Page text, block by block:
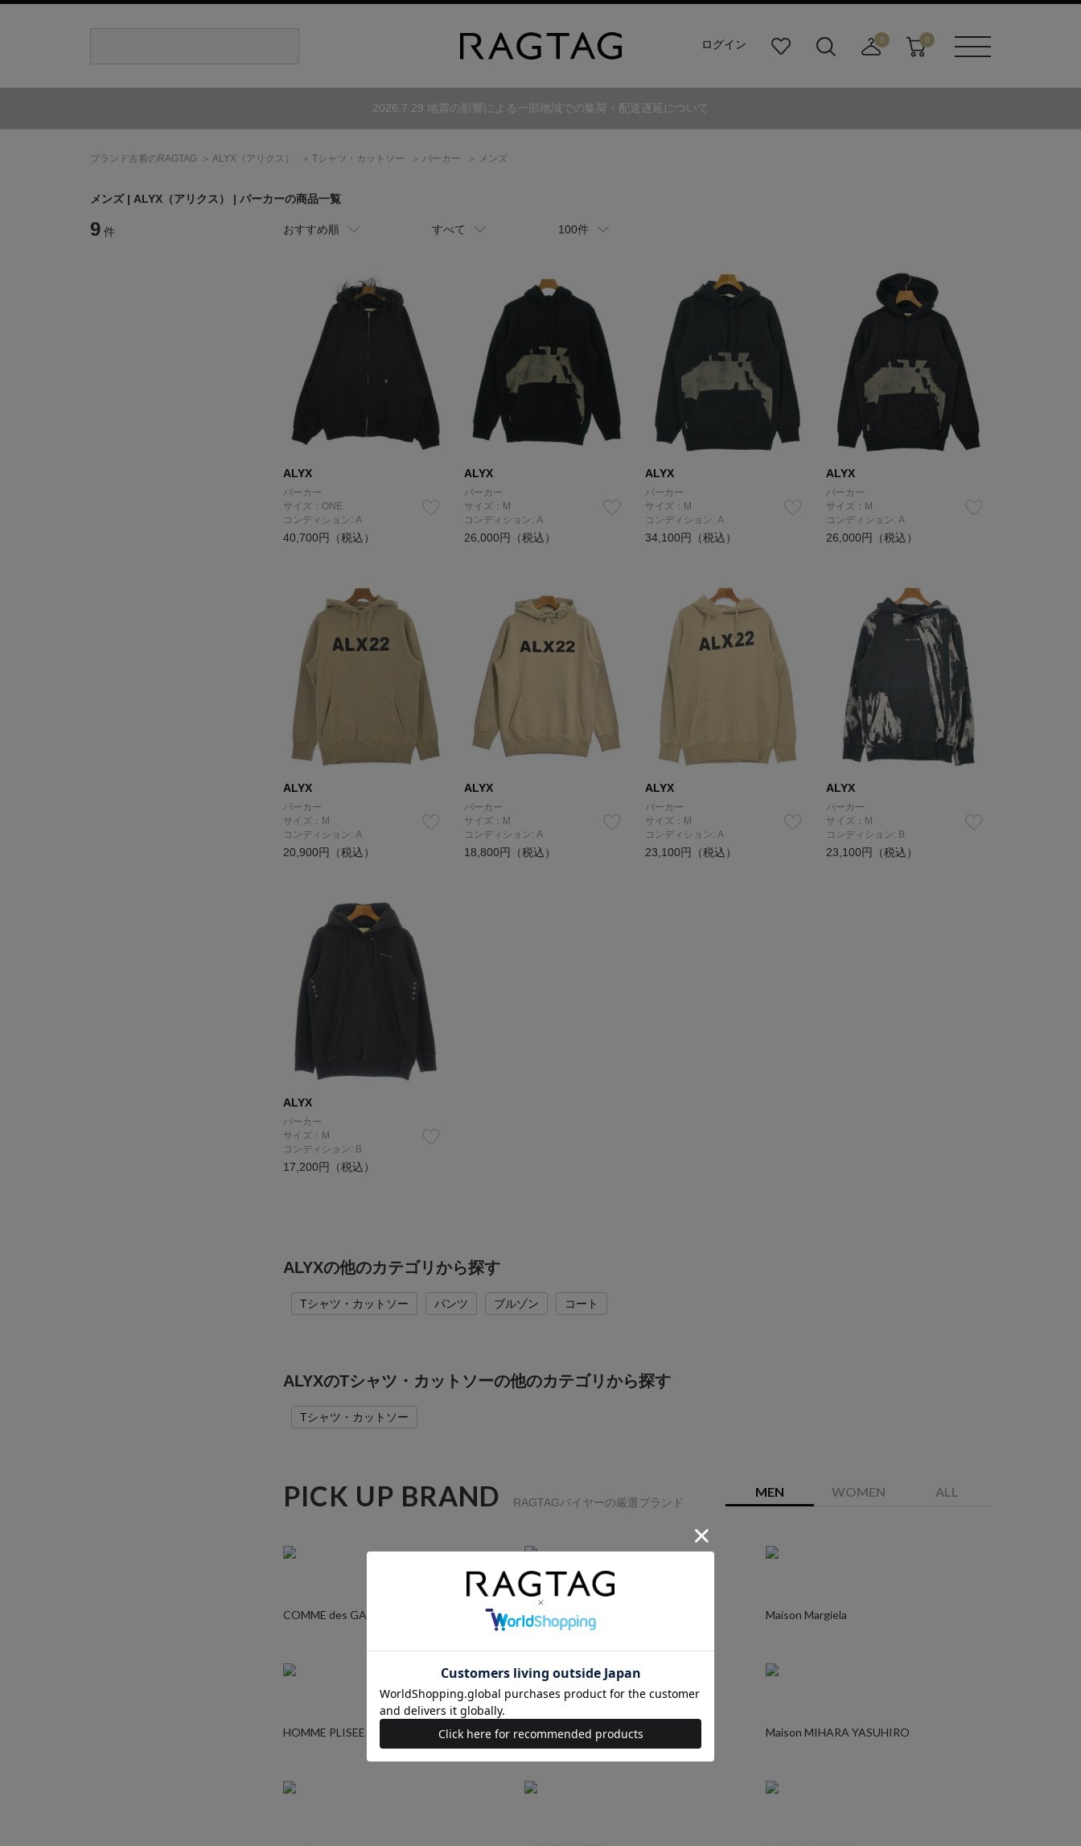
ログイン
り
ダ
0
寄
0
2026.7.29 地震の影響による一部地域での集荷・配送遅延について
ブランド古着のRAGTAG ALYX （アリクス） Tシャツ・カットソー パーカー メンズ
メンズ | ALYX （アリクス） | パーカーの商品一覧
9 件 おすすめ順 すべて 100件
ALYX
パーカー
サイズ：ONE
コンディション: A
40,700円（税込）
ALYX
パーカー
サイズ：M
コンディション: A
26,000円（税込）
ALYX
パーカー
サイズ：M
コンディション: A
34,100円（税込）
ALYX
パーカー
サイズ：M
コンディション: A
26,000円（税込）
ALYX
パーカー
サイズ：M
コンディション: A
20,900円（税込）
ALYX
パーカー
サイズ：M
コンディション: A
18,800円（税込）
ALYX
パーカー
サイズ：M
コンディション: A
23,100円（税込）
ALYX
パーカー
サイズ：M
コンディション: B
23,100円（税込）
ALYX
パーカー
サイズ：M
コンディション: B
17,200円（税込）
ALYXの他のカテゴリから探す
Tシャツ・カットソー パンツ ブルゾン コート
ALYXのTシャツ・カットソーの他のカテゴリから探す
Tシャツ・カットソー
PICK UP BRAND RAGTAGバイヤーの厳選ブランド
MEN WOMEN ALL
COMME des GARCONS YOHJI YAMAMOTO Maison Margiela
HOMME PLISEE AURALEE Maison MIHARA YASUHIRO